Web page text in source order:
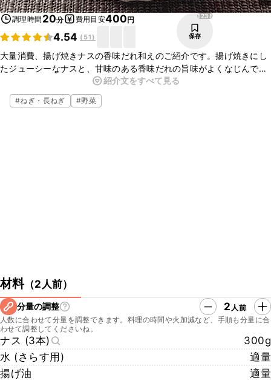
調理時間 20分 費用目安400円
4.54 ( 51)
1238
保存
大量消費、揚げ焼きナスの香味だれ和えのご紹介です。揚げ焼きにし
たジューシーなナスと、甘味のある香味だれの旨味がよくなじんでお
いしいですよ。ナスの大量消費にぴったりの一品です。ぜひお試しく
ださいね。
紹介文をすべて見る
#ねぎ・長ねぎ #野菜
材料（2人前）
分量の調整 2 人前
人数に合わせて分量を調整できます。料理の時間や火加減など、手順も分量に合
わせて調整してくださいね。
ナス (3本)
300g
水 (さらす用)
適量
揚げ油
適量